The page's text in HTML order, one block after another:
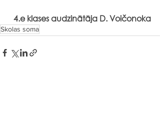
4.e klases audzinātāja D. Voičonoka
Skolas soma